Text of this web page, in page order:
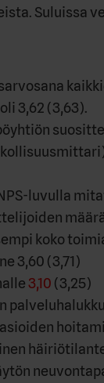
Suluissa
3,62 (3,63).
luvulla
koko
3,60 (3,71)
3,10 (3,25)